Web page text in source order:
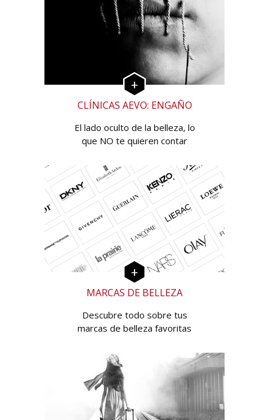
CLÍNICAS AEVO: ENGAÑO
El lado oculto de la belleza, lo
que NO te quieren contar
MARCAS DE BELLEZA
Descubre todo sobre tus
marcas de belleza favoritas